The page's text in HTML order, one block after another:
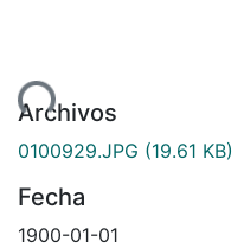
Archivos
0100929.JPG (19.61 KB)
Fecha
1900-01-01